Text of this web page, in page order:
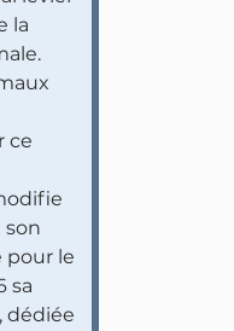
la
ce
son
pour le
sa
dédiée